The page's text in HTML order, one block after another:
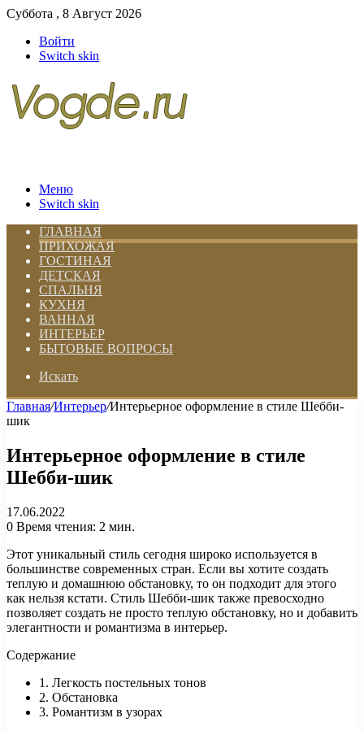
Суббота , 8 Август 2026
Войти
Switch skin
Меню
Switch skin
ГЛАВНАЯ
ПРИХОЖАЯ
ГОСТИНАЯ
ДЕТСКАЯ
СПАЛЬНЯ
КУХНЯ
ВАННАЯ
ИНТЕРЬЕР
БЫТОВЫЕ ВОПРОСЫ
Искать
Главная/Интерьер/Интерьерное оформление в стиле Шебби-
шик
Интерьерное оформление в стиле
Шебби-шик
17.06.2022
0 Время чтения: 2 мин.
Этот уникальный стиль сегодня широко используется в
большинстве современных стран. Если вы хотите создать
теплую и домашнюю обстановку, то он подходит для этого
как нельзя кстати. Стиль Шебби-шик также превосходно
позволяет создать не просто теплую обстановку, но и добавить
элегантности и романтизма в интерьер.
Содержание
1. Легкость постельных тонов
2. Обстановка
3. Романтизм в узорах